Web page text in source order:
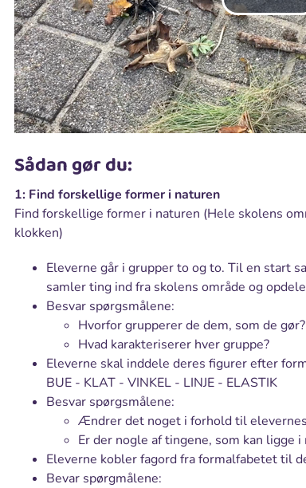
Sådan gør du:
1: Find forskellige former i naturen
Find forskellige former i naturen (Hele skolens
klokken)
Eleverne går i grupper to og to. Til en start
samler ting ind fra skolens område og
Besvar spørgsmålene:
Hvorfor grupperer de dem, som de gør?
Hvad karakteriserer hver gruppe?
Eleverne skal inddele deres figurer efter
BUE - KLAT - VINKEL - LINJE - ELASTIK
Besvar spørgsmålene:
Ændrer det noget i forhold til
Er der nogle af tingene, som kan ligge
Eleverne kobler fagord fra formalfabetet til
Bevar spørgmålene: